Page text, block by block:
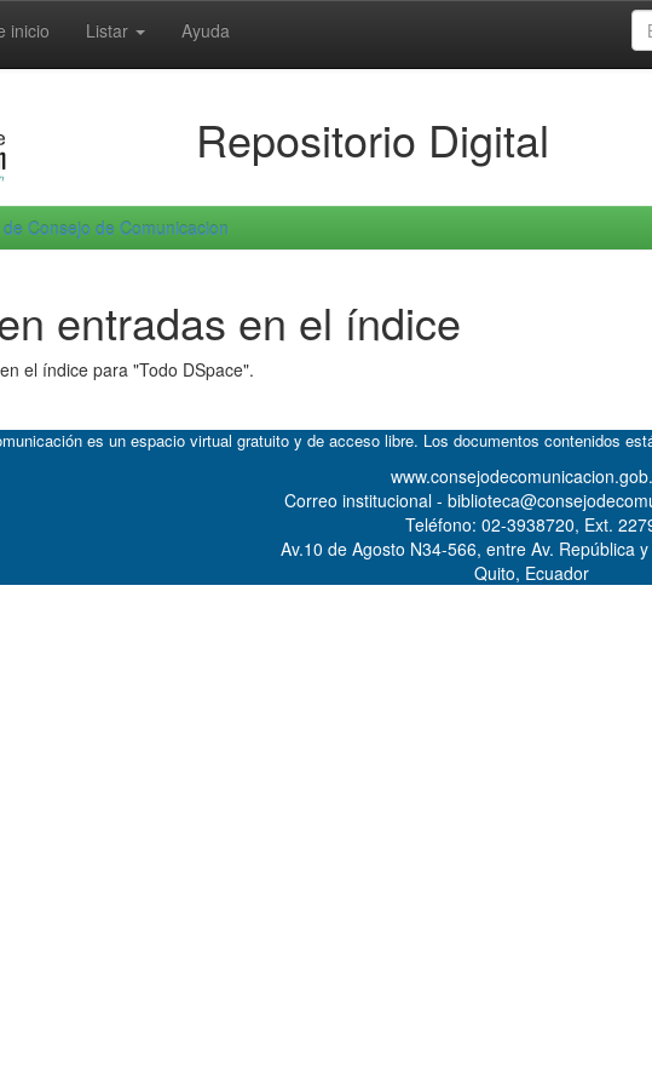
inicio Listar Ayuda
Repositorio Digital
Consejo de Comunicacion
entradas en el índice
el índice para "Todo DSpace".
es un espacio virtual gratuito y de acceso libre. Los documentos contenidos
Correo institucional -
Teléfono: 02-3938720, Ext.
Av.10 de Agosto N34-566, entre Av. República
Quito, Ecuador